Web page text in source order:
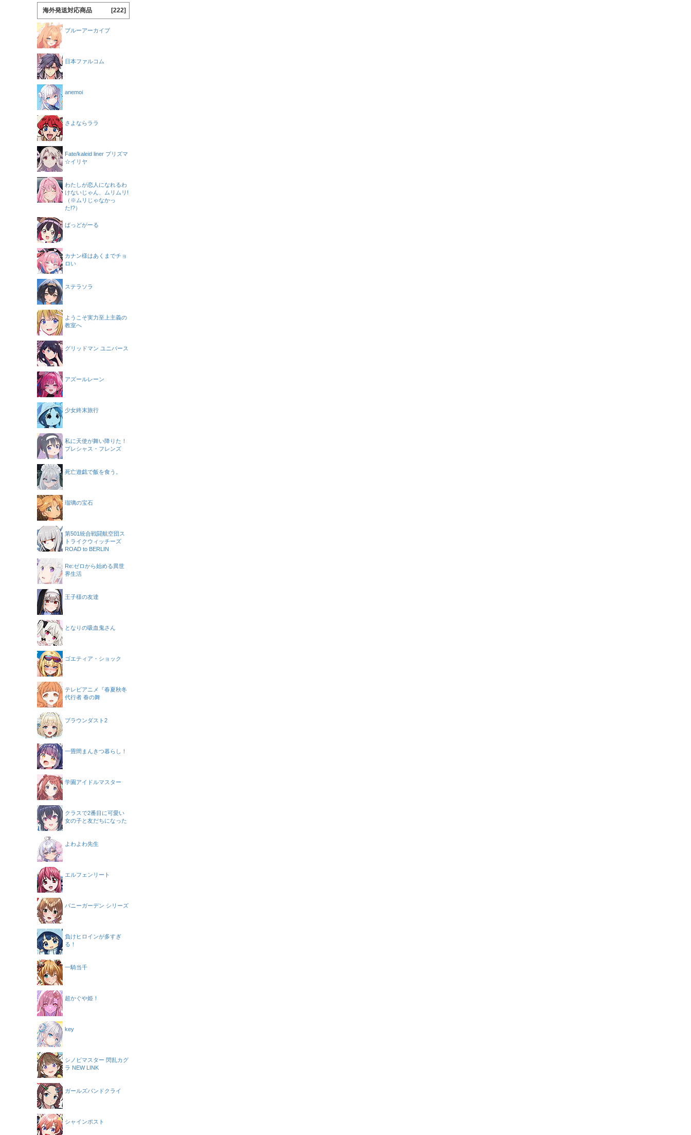
海外発送対応商品 [222]
ブルーアーカイブ
日本ファルコム
anemoi
さよならララ
Fate/kaleid liner プリズマ
☆イリヤ
わたしが恋人になれるわ
けないじゃん、ムリムリ!
（※ムリじゃなかっ
た!?）
ばっどがーる
カナン様はあくまでチョ
ロい
ステラソラ
ようこそ実力至上主義の
教室へ
グリッドマン ユニバース
アズールレーン
少女終末旅行
私に天使が舞い降りた！
プレシャス・フレンズ
死亡遊戯で飯を食う。
瑠璃の宝石
第501統合戦闘航空団ス
トライクウィッチーズ
ROAD to BERLIN
Re:ゼロから始める異世
界生活
王子様の友達
となりの吸血鬼さん
ゴエティア・ショック
テレビアニメ『春夏秋冬
代行者 春の舞
ブラウンダスト2
一畳間まんきつ暮らし！
学園アイドルマスター
クラスで2番目に可愛い
女の子と友だちになった
よわよわ先生
エルフェンリート
バニーガーデン シリーズ
負けヒロインが多すぎ
る！
一騎当千
超かぐや姫！
key
シノビマスター 閃乱カグ
ラ NEW LINK
ガールズバンドクライ
シャインポスト